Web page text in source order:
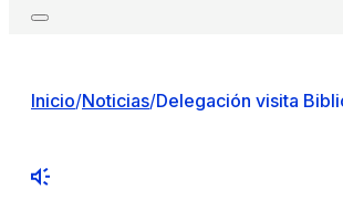
Inicio/Noticias/Delegación visita